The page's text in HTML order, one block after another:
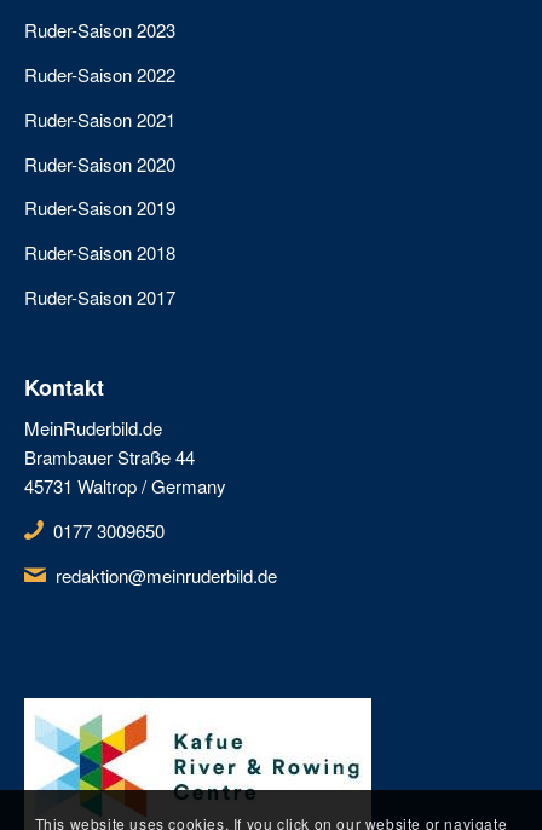
Ruder-Saison 2023
Ruder-Saison 2022
Ruder-Saison 2021
Ruder-Saison 2020
Ruder-Saison 2019
Ruder-Saison 2018
Ruder-Saison 2017
Kontakt
MeinRuderbild.de
Brambauer Straße 44
45731 Waltrop / Germany
0177 3009650
redaktion@meinruderbild.de
This website uses cookies. If you click on our website or navigate